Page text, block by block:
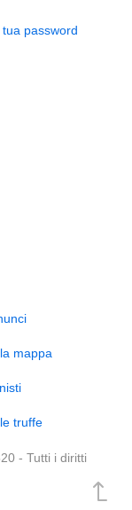
password
mappa
truffe
- Tutti i diritti